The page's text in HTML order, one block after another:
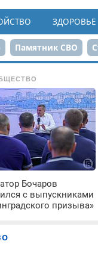
ЗДОРОВЬЕ
Памятник СВО
Бочаров
с выпускниками
призыва»